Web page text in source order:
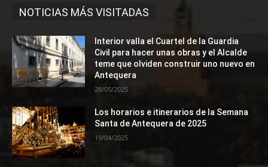
NOTICIAS MÁS VISITADAS
Interior valla el Cuartel de la Guardia
Civil para hacer unas obras y el Alcalde
teme que olviden construir uno nuevo en
Antequera
28/05/2025
Los horarios e itinerarios de la Semana
Santa de Antequera de 2025
19/04/2025